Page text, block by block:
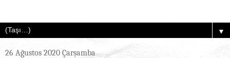
▼
26 Ağustos 2020 Çarşamba